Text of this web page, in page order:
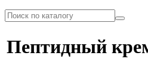
Пептидный